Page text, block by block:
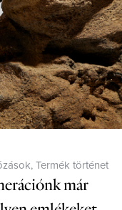
, Termék történet
már